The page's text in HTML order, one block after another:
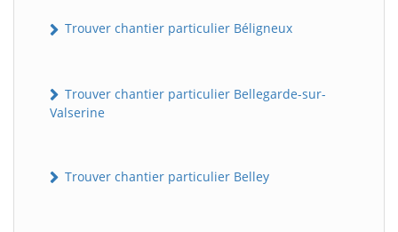
Trouver chantier particulier Béligneux
Trouver chantier particulier Bellegarde-sur-
Valserine
Trouver chantier particulier Belley